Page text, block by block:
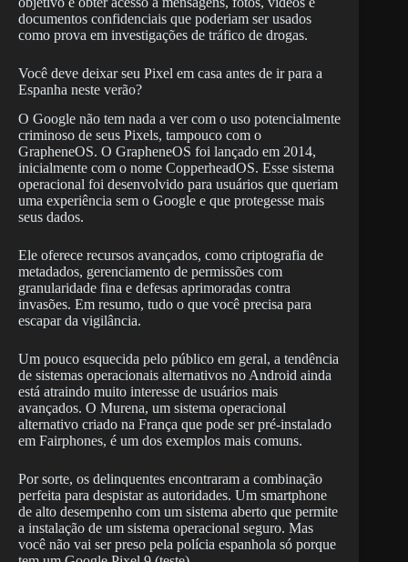
documentos confidenciais que poderiam ser usados
como prova em investigações de tráfico de drogas.
Você deve deixar seu Pixel em casa antes de ir para a
Espanha neste verão?
O Google não tem nada a ver com o uso potencialmente
criminoso de seus Pixels, tampouco com o
GrapheneOS. O GrapheneOS foi lançado em 2014,
inicialmente com o nome CopperheadOS. Esse sistema
operacional foi desenvolvido para usuários que queriam
uma experiência sem o Google e que protegesse mais
seus dados.
Ele oferece recursos avançados, como criptografia de
metadados, gerenciamento de permissões com
granularidade fina e defesas aprimoradas contra
invasões. Em resumo, tudo o que você precisa para
escapar da vigilância.
Um pouco esquecida pelo público em geral, a tendência
de sistemas operacionais alternativos no Android ainda
está atraindo muito interesse de usuários mais
avançados. O Murena, um sistema operacional
alternativo criado na França que pode ser pré-instalado
em Fairphones, é um dos exemplos mais comuns.
Por sorte, os delinquentes encontraram a combinação
perfeita para despistar as autoridades. Um smartphone
de alto desempenho com um sistema aberto que permite
a instalação de um sistema operacional seguro. Mas
você não vai ser preso pela polícia espanhola só porque